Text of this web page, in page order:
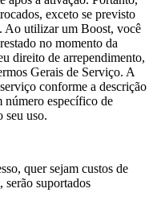
exceto se previsto
Ao utilizar um Boost, você
no momento da
direito de arrependimento,
Gerais de Serviço. A
conforme a descrição
número específico de
seu uso.
quer sejam custos de
serão suportados